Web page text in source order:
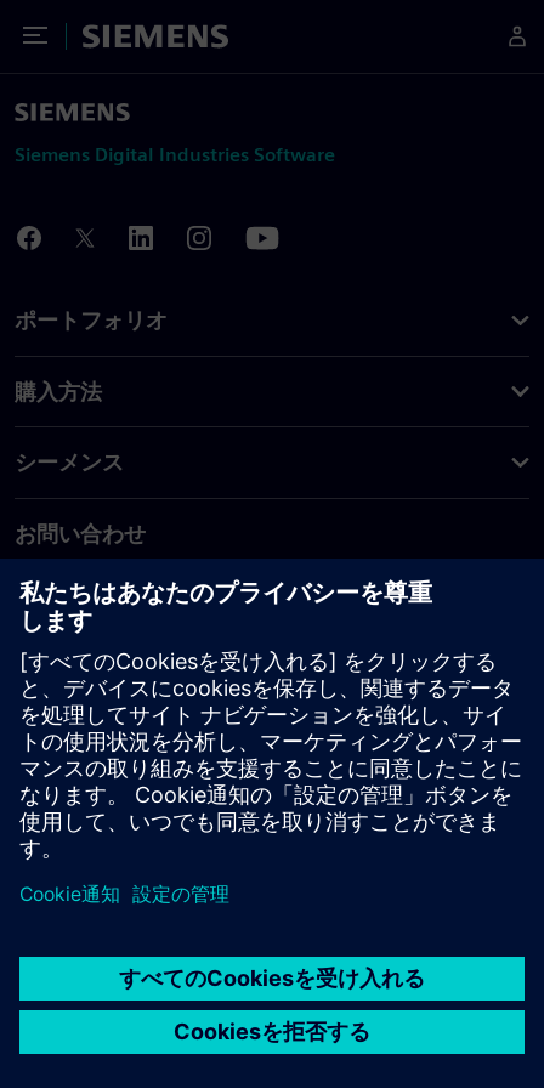
Toggle Menu
Siemens
Siemens Digital Industries Software
ポートフォリオ
購入方法
シーメンス
お問い合わせ
PLM製品のお問い合わせ
EDA製品のお問い合わせ
世界各地の事業拠点
サポート・センター
ご意見・ご要望
違法コピーの連絡先
© Siemens2026
タル・ミレニアム著作権法 (DMCA)
内部通報